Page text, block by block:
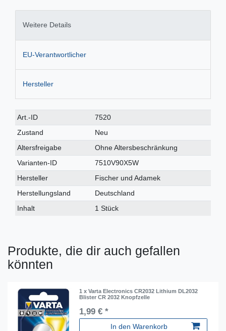
Weitere Details
EU-Verantwortlicher
Hersteller
Technisches
Merkmal
Wert
Art.-ID
7520
Zustand
Neu
Altersfreigabe
Ohne Altersbeschränkung
Varianten-ID
7510V90X5W
Hersteller
Fischer und Adamek
Herstellungsland
Deutschland
Inhalt
1 Stück
Produkte, die dir auch gefallen
könnten
1 x Varta Electronics CR2032 Lithium DL2032
Blister CR 2032 Knopfzelle
1,99 € *
In den Warenkorb